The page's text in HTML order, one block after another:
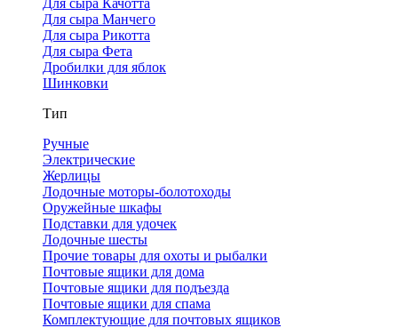
Для сыра Качотта
Для сыра Манчего
Для сыра Рикотта
Для сыра Фета
Дробилки для яблок
Шинковки
Тип
Ручные
Электрические
Жерлицы
Лодочные моторы-болотоходы
Оружейные шкафы
Подставки для удочек
Лодочные шесты
Прочие товары для охоты и рыбалки
Почтовые ящики для дома
Почтовые ящики для подъезда
Почтовые ящики для спама
Комплектующие для почтовых ящиков